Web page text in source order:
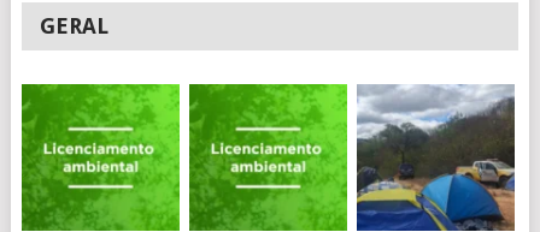
GERAL